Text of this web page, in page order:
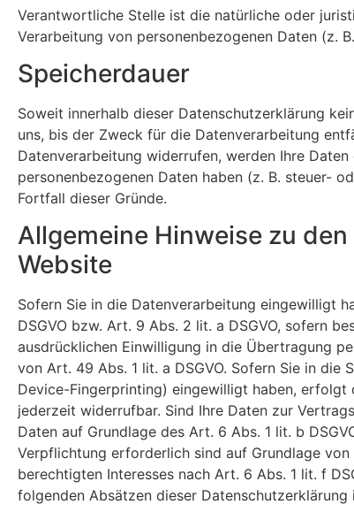
Verantwortliche Stelle ist die natürliche oder
Verarbeitung von personenbezogenen Daten (z.
Speicherdauer
Soweit innerhalb dieser Datenschutzerklärung
uns, bis der Zweck für die Datenverarbeitung
Datenverarbeitung widerrufen, werden Ihre
personenbezogenen Daten haben (z. B. steuer-
Fortfall dieser Gründe.
Allgemeine Hinweise zu
Website
Sofern Sie in die Datenverarbeitung eingewilligt
DSGVO bzw. Art. 9 Abs. 2 lit. a DSGVO, sofern
ausdrücklichen Einwilligung in die Übertragung
von Art. 49 Abs. 1 lit. a DSGVO. Sofern Sie in
Device-Fingerprinting) eingewilligt haben, erfolgt
jederzeit widerrufbar. Sind Ihre Daten zur
Daten auf Grundlage des Art. 6 Abs. 1 lit. b
Verpflichtung erforderlich sind auf Grundlage
berechtigten Interesses nach Art. 6 Abs. 1 lit. f
folgenden Absätzen dieser Datenschutzerklärung